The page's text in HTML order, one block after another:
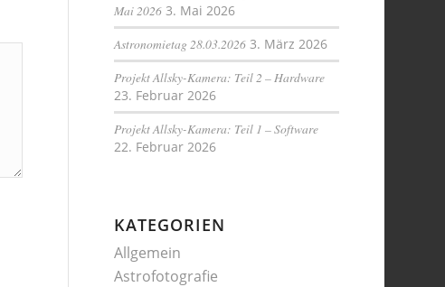
Mai 2026 3. Mai 2026
Astronomietag 28.03.2026 3. März 2026
Projekt Allsky-Kamera: Teil 2 – Hardware
23. Februar 2026
Projekt Allsky-Kamera: Teil 1 – Software
22. Februar 2026
KATEGORIEN
Allgemein
Astrofotografie